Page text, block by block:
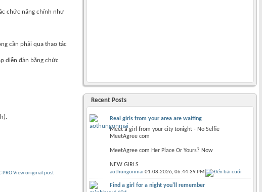
chức năng chính như
cần phải qua thao tác
diễn đàn bằng chức
PROView original post
Recent Posts
Real girls from your area are waiting
Meet a girl from your city tonight - No Selfie
MeetAgree com
MeetAgree com Her Place Or Yours? Now
NEW GIRLS
aothungonmai 01-08-2026, 06:44:39 PM
Find a girl for a night you'll remember